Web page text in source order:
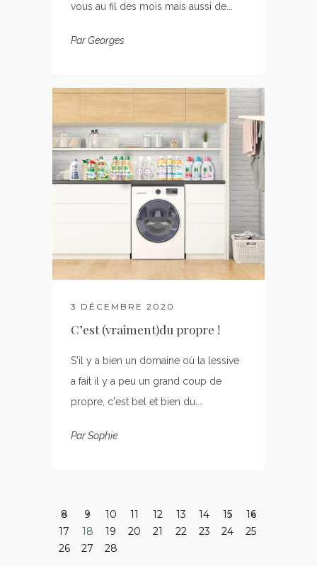
vous au fil des mois mais aussi de...
ParGeorges
3 DÉCEMBRE 2020
C’est (vraiment)du propre !
S'il y a bien un domaine où la lessive
a fait il y a peu un grand coup de
propre, c'est bel et bien du...
ParSophie
8 9 10 11 12 13 14 15
16
17
18 19 20 21 22 23 24
25
26
27 28